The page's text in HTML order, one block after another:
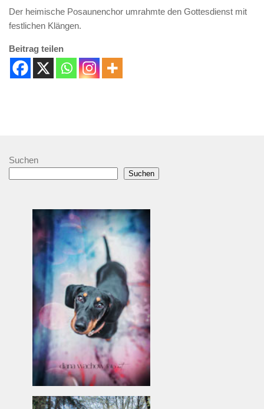
Der heimische Posaunenchor umrahmte den Gottesdienst mit
festlichen Klängen.
Beitrag teilen
Suchen
Suchen